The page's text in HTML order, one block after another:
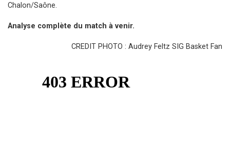
Chalon/Saône.
Analyse complète du match à venir.
CREDIT PHOTO : Audrey Feltz SIG Basket Fan